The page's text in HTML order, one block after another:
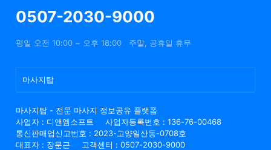
0507-2030-9000
평일 오전 10:00 ~ 오후 18:00 주말, 공휴일 휴무
마사지탑
마사지탑 - 전문 마사지 정보공유 플랫폼
사업자 : 디앤엠소프트
사업자등록번호 : 136-76-00468
통신판매업신고번호 : 2023-고양일산동-0708호
대표자 : 장문근
고객센터 : 0507-2030-9000